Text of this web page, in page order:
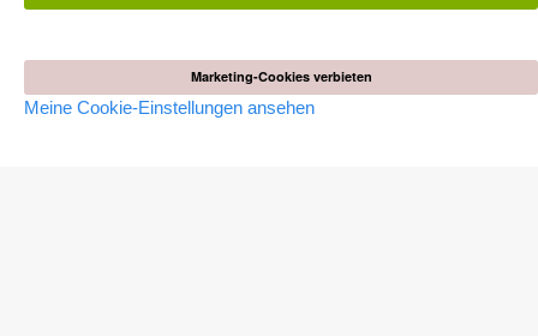
Marketing-Cookies verbieten
Meine Cookie-Einstellungen ansehen